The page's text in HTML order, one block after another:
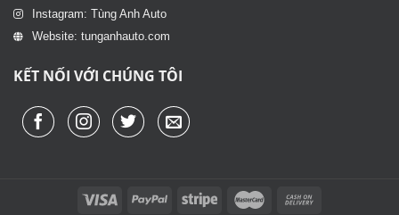
Instagram: Tùng Anh Auto
Website: tunganhauto.com
KẾT NỐI VỚI CHÚNG TÔI